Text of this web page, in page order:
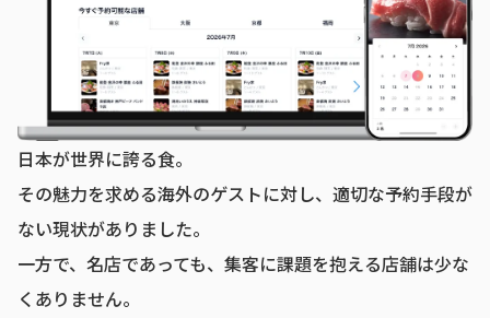
日本が世界に誇る食。
その魅力を求める海外のゲストに対し、適切な予約手段が
ない現状がありました。
一方で、名店であっても、集客に課題を抱える店舗は少な
くありません。